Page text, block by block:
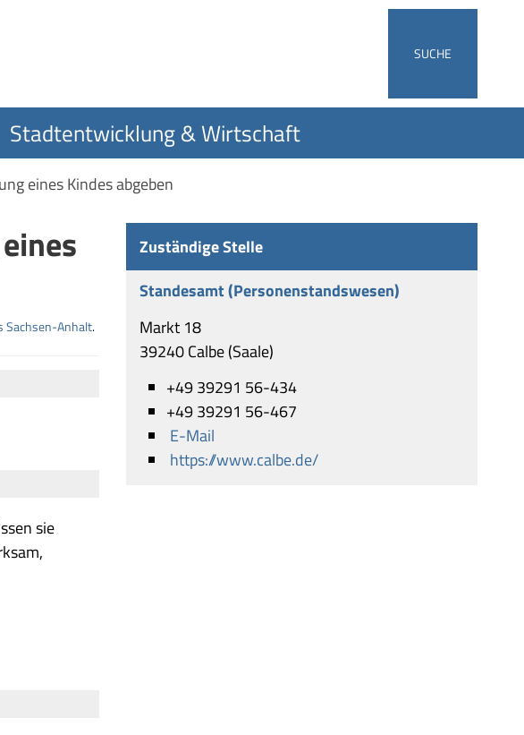
SUCHE
Stadtentwicklung & Wirtschaft
eines Kindes abgeben
Sachsen-Anhalt.
sie
Zuständige Stelle
Standesamt (Personenstandswesen)
Markt 18
39240 Calbe (Saale)
+49 39291 56-434
+49 39291 56-467
E-Mail
https://www.calbe.de/